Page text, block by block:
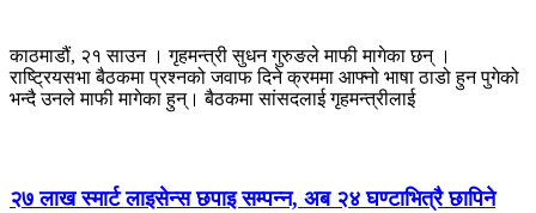
काठमाडौं, २१ साउन । गृहमन्त्री सुधन गुरुङले माफी मागेका छन् ।
राष्ट्रियसभा बैठकमा प्रश्नको जवाफ दिने क्रममा आफ्नो भाषा ठाडो हुन पुगेको
भन्दै उनले माफी मागेका हुन्। बैठकमा सांसदलाई गृहमन्त्रीलाई
२७ लाख स्मार्ट लाइसेन्स छपाइ सम्पन्न, अब २४ घण्टाभित्रै छापिने